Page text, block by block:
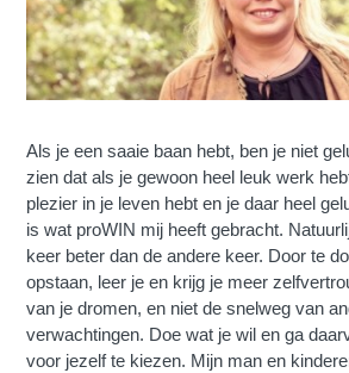
Als je een saaie baan hebt, ben je niet
zien dat als je gewoon heel leuk werk
plezier in je leven hebt en je daar heel
is wat proWIN mij heeft gebracht.
keer beter dan de andere keer. Door te
opstaan, leer je en krijg je meer
van je dromen, en niet de snelweg van
verwachtingen. Doe wat je wil en ga
voor jezelf te kiezen. Mijn man en